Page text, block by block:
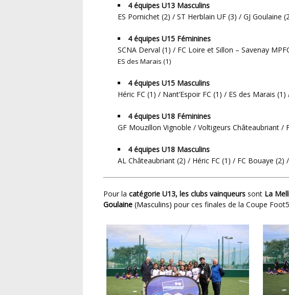
4 équipes U13 Masculins
ES Pornichet (2) / ST Herblain UF (3) / GJ Goulaine
4 équipes U15 Féminines
SCNA Derval (1) / FC Loire et Sillon – Savenay
ES des Marais (1)
4 équipes U15 Masculins
Héric FC (1) / Nant’Espoir FC (1) / ES des Marais
4 équipes U18 Féminines
GF Mouzillon Vignoble / Voltigeurs Châteaubriant /
4 équipes U18 Masculins
AL Châteaubriant (2) / Héric FC (1) / FC Bouaye (2)
Pour la catégorie U13, les clubs vainqueurs sont La
Goulaine (Masculins) pour ces finales de la Coupe